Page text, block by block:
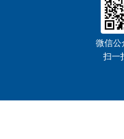
微信公
扫一